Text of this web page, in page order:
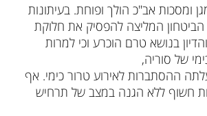
ומסכות אב"כ הולך ופוחת. בעיתונות
המליצה להפסיק את חלוקת
בנושא טרם הוכרע וכי למרות
של סוריה,
ההסתברות לאירוע טרור כימי. אף
חשוף ללא הגנה במצב של תרחיש